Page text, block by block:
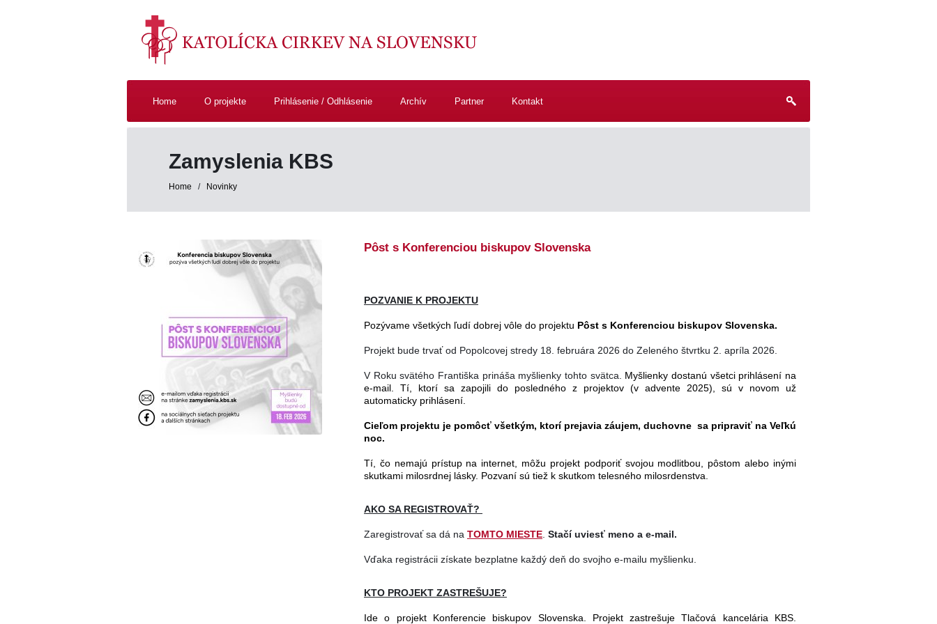
Home O projekte Prihlásenie / Odhlásenie Archív Partner Kontakt
Zamyslenia KBS
Home / Novinky
Pôst s Konferenciou biskupov Slovenska
POZVANIE K PROJEKTU
Pozývame všetkých ľudí dobrej vôle do projektu Pôst s Konferenciou biskupov Slovenska.
Projekt bude trvať od Popolcovej stredy 18. februára 2026 do Zeleného štvrtku 2. apríla 2026.
V Roku svätého Františka prináša myšlienky tohto svätca. Myšlienky dostanú všetci prihlásení na
e-mail. Tí, ktorí sa zapojili do posledného z projektov (v advente 2025), sú v novom už
automaticky prihlásení.
Cieľom projektu je pomôcť všetkým, ktorí prejavia záujem, duchovne sa pripraviť na Veľkú
noc.
Tí, čo nemajú prístup na internet, môžu projekt podporiť svojou modlitbou, pôstom alebo inými
skutkami milosrdnej lásky. Pozvaní sú tiež k skutkom telesného milosrdenstva.
AKO SA REGISTROVAŤ?
Zaregistrovať sa dá na TOMTO MIESTE Stačí uviesť meno a e-mail.
Vďaka registrácii získate bezplatne každý deň do svojho e-mailu myšlienku.
KTO PROJEKT ZASTREŠUJE?
Ide o projekt Konferencie biskupov Slovenska. Projekt zastrešuje Tlačová kancelária KBS.